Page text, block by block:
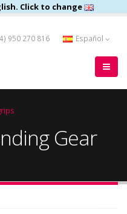
Click to change
950 270 816 Español
Gear